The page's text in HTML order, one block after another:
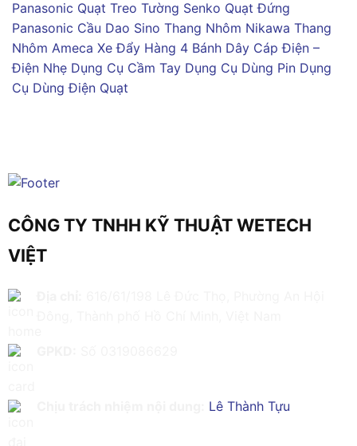
Panasonic Quạt Treo Tường Senko Quạt Đứng
Panasonic Cầu Dao Sino Thang Nhôm Nikawa Thang
Nhôm Ameca Xe Đẩy Hàng 4 Bánh Dây Cáp Điện –
Điện Nhẹ Dụng Cụ Cầm Tay Dụng Cụ Dùng Pin Dụng
Cụ Dùng Điện Quạt
CÔNG TY TNHH KỸ THUẬT WETECH
VIỆT
Lê Thành Tựu